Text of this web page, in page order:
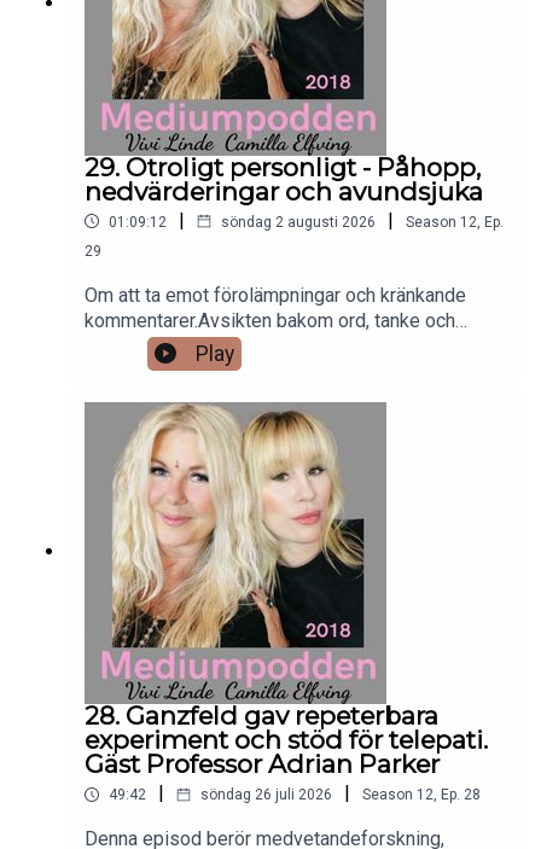
29. Otroligt personligt - Påhopp,
nedvärderingar och avundsjuka
01:09:12 | söndag 2 augusti 2026 | Season 12, Ep.
29
Om att ta emot förolämpningar och kränkande
kommentarer.Avsikten bakom ord, tanke och
handling.Energiattacker och härskarteknik. Vivi
och Camilla kritiserade av bloggare. Om att ha
barn och att välja bort barn.Plastikkirurgi, longevity
och biohacking.Generation Alfa apropå andlighet
och personlig utveckling.Beautybranschens
intresse för spåkonst och mediumskap.
Play
28. Ganzfeld gav repeterbara
experiment och stöd för telepati.
Gäst Professor Adrian Parker
49:42 | söndag 26 juli 2026 | Season 12, Ep. 28
Denna episod berör medvetandeforskning,